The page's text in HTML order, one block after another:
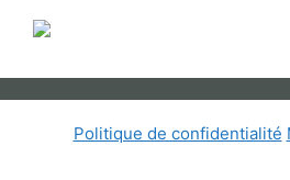
Politique de confidentialité